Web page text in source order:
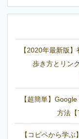
【2020年最新版
歩き方とリン
【超簡単】
方法【
【コピペから学